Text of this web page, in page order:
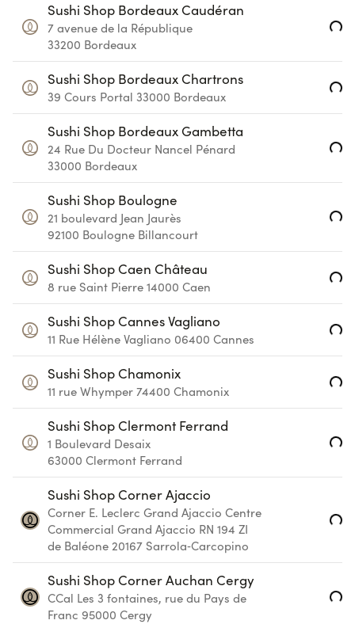
Sushi Shop Bordeaux Caudéran
7 avenue de la République
33200 Bordeaux Loading...
Sushi Shop Bordeaux Chartrons
39 Cours Portal 33000 Bordeaux Loading...
Sushi Shop Bordeaux Gambetta
24 Rue Du Docteur Nancel Pénard
33000 Bordeaux Loading...
Sushi Shop Boulogne
21 boulevard Jean Jaurès
92100 Boulogne Billancourt Loading...
Sushi Shop Caen Château
8 rue Saint Pierre 14000 Caen Loading...
Sushi Shop Cannes Vagliano
11 Rue Hélène Vagliano 06400 Cannes Loading...
Sushi Shop Chamonix
11 rue Whymper 74400 Chamonix Loading...
Sushi Shop Clermont Ferrand
1 Boulevard Desaix
63000 Clermont Ferrand Loading...
Sushi Shop Corner Ajaccio
Corner E. Leclerc Grand Ajaccio Centre
Commercial Grand Ajaccio RN 194 ZI
de Baléone 20167 Sarrola‑Carcopino Loading...
Sushi Shop Corner Auchan Cergy
CCal Les 3 fontaines, rue du Pays de
Franc 95000 Cergy Loading...